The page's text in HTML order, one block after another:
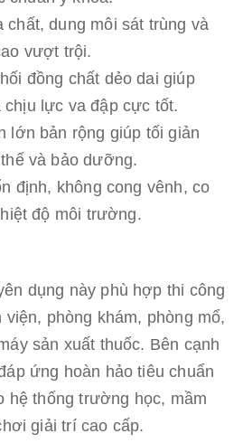
chất, dung môi sát trùng và
vượt trội.
đồng chất dẻo dai giúp
chịu lực va đập cực tốt.
lớn bản rộng giúp tối giản
và bảo dưỡng.
định, không cong vênh, co
độ môi trường.
dụng này phù hợp thi công
viện, phòng khám, phòng mổ,
sản xuất thuốc. Bên cạnh
ứng hoàn hảo tiêu chuẩn
hệ thống trường học, mầm
giải trí cao cấp.